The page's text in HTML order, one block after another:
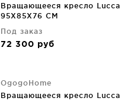
Вращающееся кресло Lucca
95X85X76 CM
Под заказ
72 300 руб
OgogoHome
Вращающееся кресло Lucca